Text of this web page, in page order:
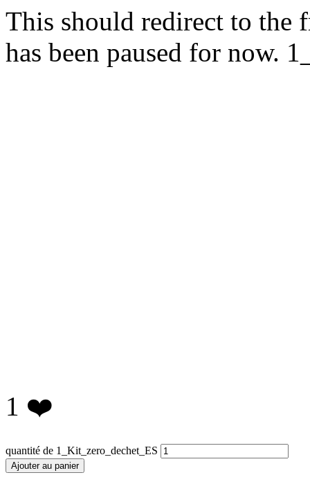
This should redirect to the
has been paused for now.
1 ❤️
quantité de 1_Kit_zero_dechet_ES
Ajouter au panier